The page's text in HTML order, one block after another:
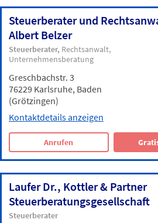
Steuerberater und
Albert Belzer
Steuerberater Rechtsanwalt
Unternehmensberatung
Greschbachstr. 3
76229 Karlsruhe, Baden
(Grötzingen)
Kontaktdetails anzeigen
Anrufen
Laufer Dr., Kottler & Partner
Steuerberatungsgesellschaft
Steuerberater